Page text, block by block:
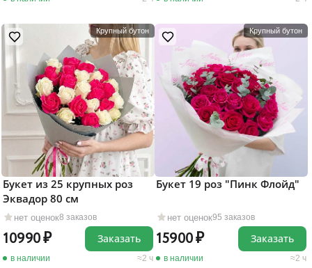
Крупный бутон
нет оценок8 заказов
Букет из 25 крупных роз
Эквадор 80 см
10990
в наличии 2 ч
Заказать
Крупный бутон
нет оценок95 заказов
Букет 19 роз "Пинк Флойд"
15900
в наличии 2 ч
Заказать